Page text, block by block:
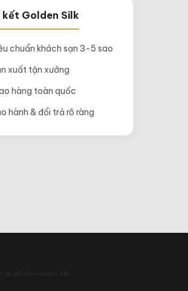
kết Golden Silk
chuẩn khách sạn 3-5 sao
xuất tận xưởng
hàng toàn quốc
hành & đổi trả rõ ràng